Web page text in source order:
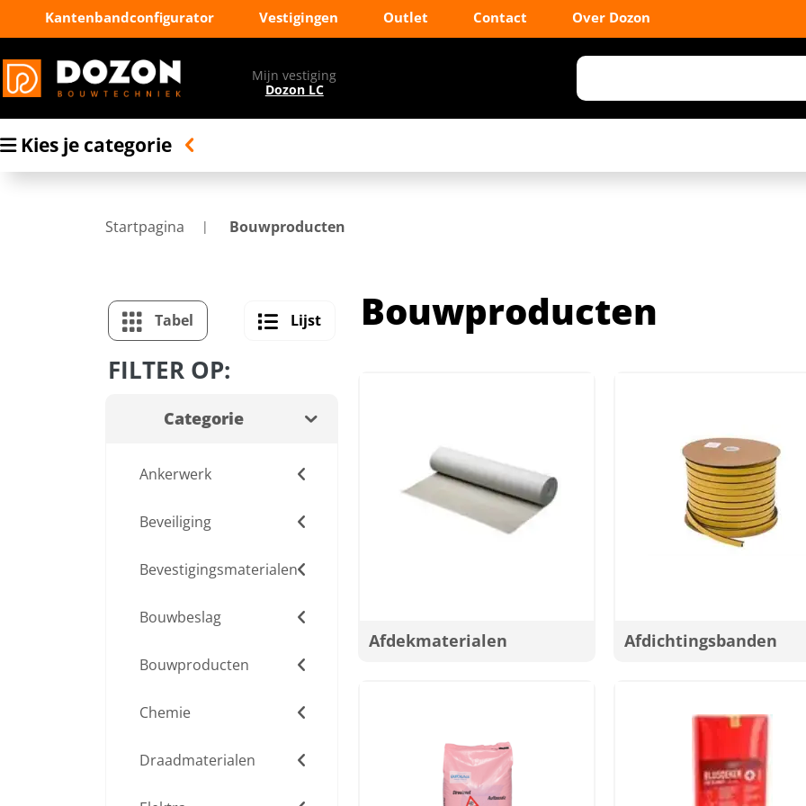
Kantenbandconfigurator Vestigingen Outlet Contact Over Dozon
Mijn vestiging
Dozon LC
Kies je categorie
Startpagina Bouwproducten
Tabel Lijst
FILTER OP:
Categorie
Ankerwerk
Beveiliging
Bevestigingsmaterialen
Bouwbeslag
Bouwproducten
Chemie
Draadmaterialen
Bouwproducten
Afdekmaterialen Afdichtingsbanden